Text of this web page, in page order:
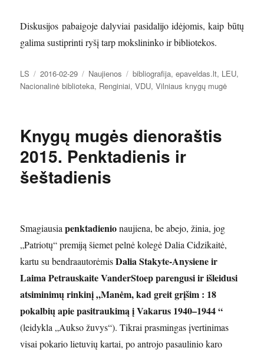
Diskusijos pabaigoje dalyviai pasidalijo idėjomis, kaip būtų
galima sustiprinti ryšį tarp mokslininko ir bibliotekos.
Autorius
LS Paskelbta
2016-02-29 Kategorijos
Naujienos Žymos
bibliografija,epaveldas.lt, LEU,
Nacionalinė biblioteka, Renginiai,VDU,Vilniaus knygų mugė
Knygų mugės dienoraštis
2015. Penktadienis ir
šeštadienis
Smagiausiapenktadienionaujiena, be abejo, žinia, jog
„Patriotų“ premiją šiemet pelnė kolegė Dalia Cidzikaitė,
kartu su bendraautorėmisDalia Stakyte-Anysiene ir
Laima Petrauskaite VanderStoep parengusi ir išleidusi
atsiminimų rinkinį„Manėm, kad greit grįšim : 18
pokalbių apie pasitraukimą į Vakarus 1940–1944 “
(leidykla „Aukso žuvys“). Tikrai prasmingas įvertinimas
visai pokario lietuvių kartai, po antrojo pasaulinio karo